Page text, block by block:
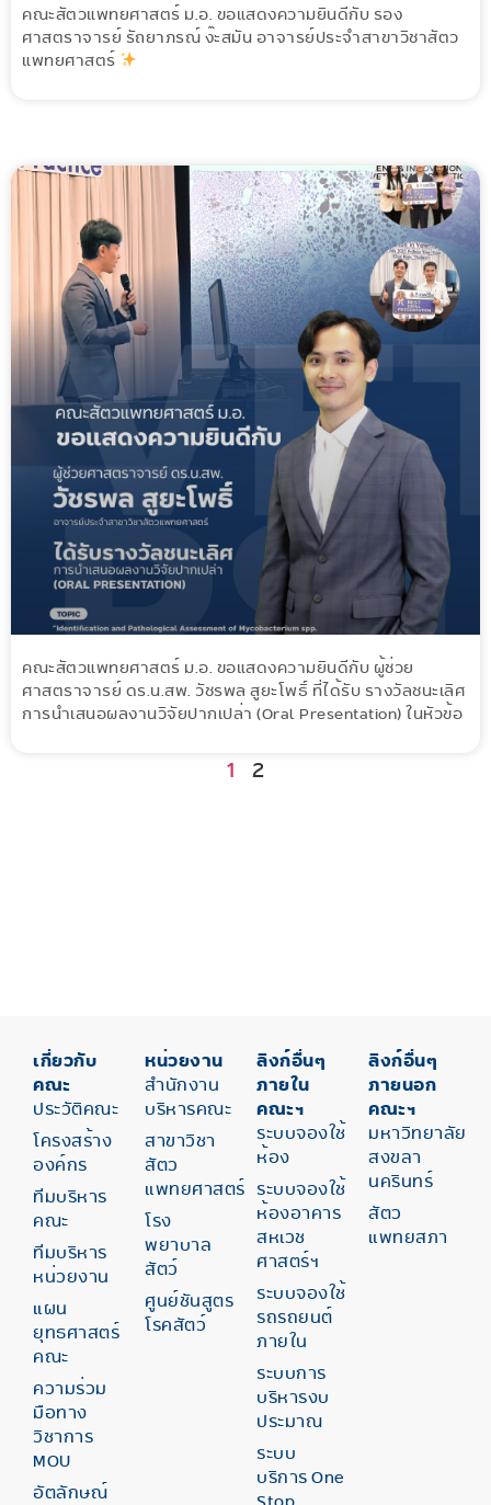
คณะสัตวแพทยศาสตร์ ม.อ. ขอแสดงความยินดีกับ รอง
ศาสตราจารย์ รัถยาภรณ์ ง๊ะสมัน อาจารย์ประจำสาขาวิชาสัตว
แพทยศาสตร์
คณะสัตวแพทยศาสตร์ ม.อ. ขอแสดงความยินดีกับ ผู้ช่วย
ศาสตราจารย์ ดร.น.สพ. วัชรพล สูยะโพธิ์ ที่ได้รับ รางวัลชนะเลิศ
การนำเสนอผลงานวิจัยปากเปล่า (Oral Presentation) ในหัวข้อ
1 2
เกี่ยวกับ
คณะ
ประวัติคณะ
โครงสร้าง
องค์กร
ทีมบริหาร
คณะ
ทีมบริหาร
หน่วยงาน
แผน
ยุทธศาสตร์
คณะ
ความร่วม
มือทาง
วิชาการ
MOU
อัตลักษณ์
หน่วยงาน
สำนักงาน
บริหารคณะ
สาขาวิชา
สัตว
แพทยศาสตร์
โรง
พยาบาล
สัตว์
ศูนย์ชันสูตร
โรคสัตว์
ลิงก์อื่นๆ
ภายใน
คณะฯ
ระบบจองใช้
ห้อง
ระบบจองใช้
ห้องอาคาร
สหเวช
ศาสตร์ฯ
ระบบจองใช้
รถรถยนต์
ภายใน
ระบบการ
บริหารงบ
ประมาณ
ระบบ
บริการ One
ลิงก์อื่นๆ
ภายนอก
คณะฯ
มหาวิทยาลัย
สงขลา
นครินทร์
สัตว
แพทยสภา